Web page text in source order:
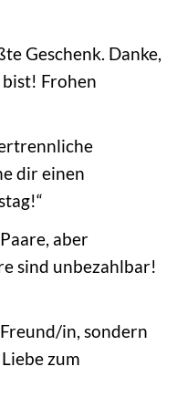
Geschenk. Danke,
Frohen
dir einen
aber
sind unbezahlbar!
in, sondern
zum